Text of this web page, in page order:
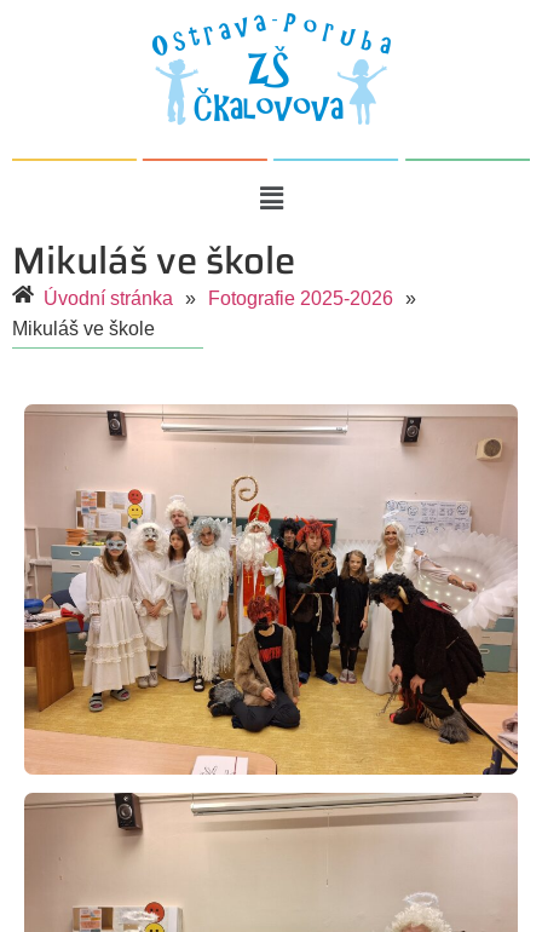
Mikuláš ve škole
Úvodní stránka » Fotografie 2025-2026 »
Mikuláš ve škole